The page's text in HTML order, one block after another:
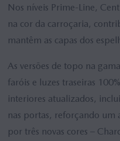
Nos níveis Prime-Line,
na cor da carroçaria,
mantêm as capas dos
As versões de topo na
faróis e luzes traseiras
interiores atualizados,
nas portas, reforçando
por três novas cores –